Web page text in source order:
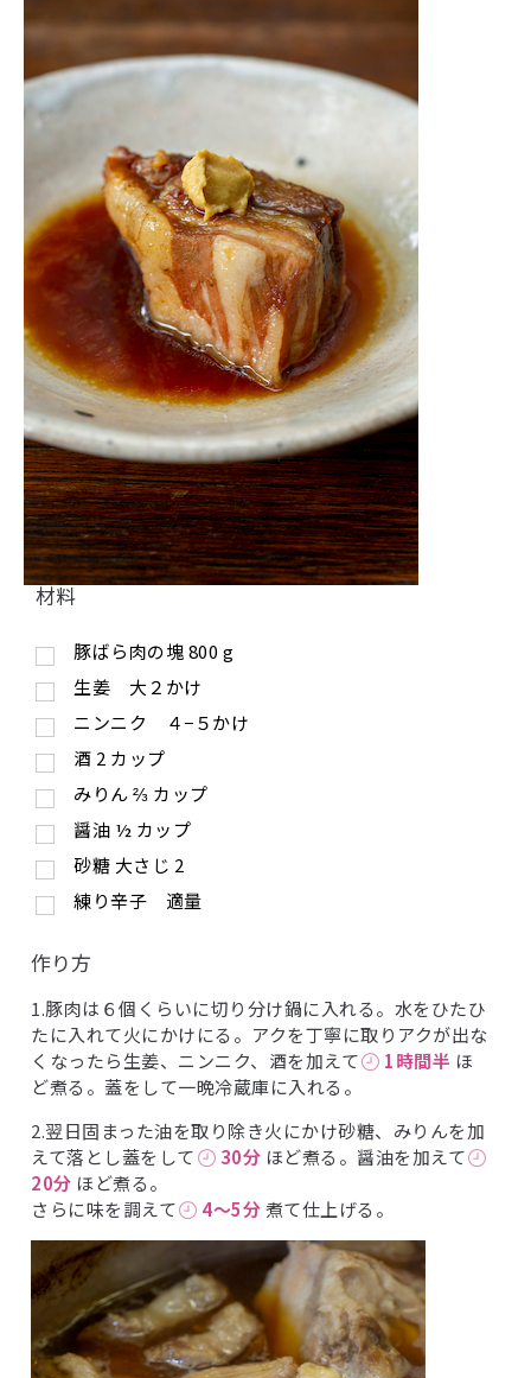
材料
豚ばら肉の塊800 g
生姜 大２かけ
ニンニク ４−５かけ
酒 2 カップ
みりん⅔ カップ
醤油 ½ カップ
砂糖 大さじ 2
練り辛子 適量
作り方
1.豚肉は６個くらいに切り分け鍋に入れる。水をひたひ
たに入れて火にかけにる。アクを丁寧に取りアクが出な
くなったら生姜、ニンニク、酒を加えて
1時間半 ほ
ど煮る。蓋をして一晩冷蔵庫に入れる。
2.翌日固まった油を取り除き火にかけ砂糖、みりんを加
えて落とし蓋をして
30分 ほど煮る。醤油を加えて
20分 ほど煮る。
さらに味を調えて
4〜5分煮て仕上げる。